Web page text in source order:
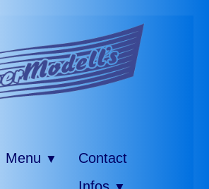
Menu ▼
Contact